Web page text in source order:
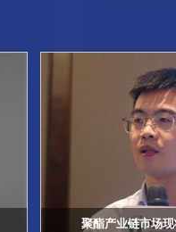
聚酯产业链市场